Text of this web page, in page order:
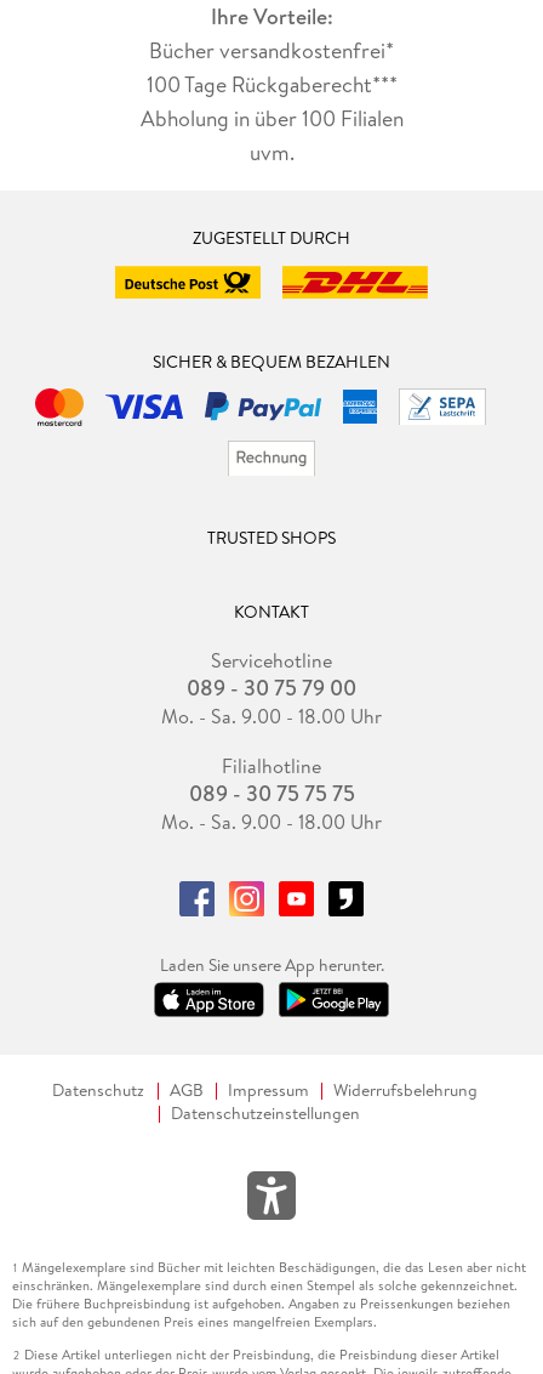
Ihre Vorteile:
Bücher versandkostenfrei*
100 Tage Rückgaberecht***
Abholung in über 100 Filialen
uvm.
ZUGESTELLT DURCH
SICHER & BEQUEM BEZAHLEN
TRUSTED SHOPS
KONTAKT
Servicehotline
089 - 30 75 79 00
Mo. - Sa. 9.00 - 18.00 Uhr
Filialhotline
089 - 30 75 75 75
Mo. - Sa. 9.00 - 18.00 Uhr
Laden Sie unsere App herunter.
Datenschutz AGB Impressum
Widerrufsbelehrung
Datenschutzeinstellungen
1 Mängelexemplare sind Bücher mit leichten Beschädigungen, die das Lesen aber nicht
einschränken. Mängelexemplare sind durch einen Stempel als solche gekennzeichnet.
Die frühere Buchpreisbindung ist aufgehoben. Angaben zu Preissenkungen beziehen
sich auf den gebundenen Preis eines mangelfreien Exemplars.
2 Diese Artikel unterliegen nicht der Preisbindung, die Preisbindung dieser Artikel